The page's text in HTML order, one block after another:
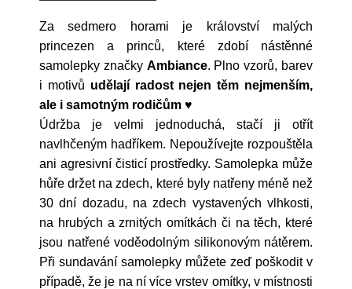
Za sedmero horami je království malých
princezen a princů, které zdobí nástěnné
samolepky značky Ambiance. Plno vzorů, barev
i motivů udělají radost nejen těm nejmenším,
ale i samotným rodičům ♥
Údržba je velmi jednoduchá, stačí ji otřít
navlhčeným hadříkem. Nepoužívejte rozpouštěla
ani agresivní čisticí prostředky. Samolepka může
hůře držet na zdech, které byly natřeny méně než
30 dní dozadu, na zdech vystavených vlhkosti,
na hrubých a zrnitých omítkách či na těch, které
jsou natřené voděodolným silikonovým nátěrem.
Při sundavání samolepky můžete zeď poškodit v
případě, že je na ní více vrstev omítky, v místnosti